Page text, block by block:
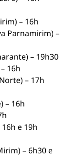
– 16h
Parnamirim) –
– 19h30
16h
– 17h
– 16h
e 19h
– 6h30 e